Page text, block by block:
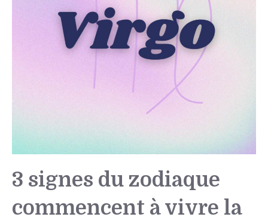
3 signes du zodiaque
commencent à vivre la